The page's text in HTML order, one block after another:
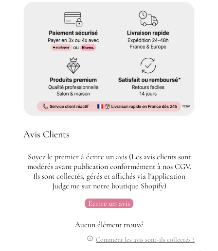
Avis Clients
Soyez le premier à écrire un avis (Les avis clients sont
modérés avant publication conformément à nos CGV.
Ils sont collectés, gérés et affichés via l’application
Judge.me sur notre boutique Shopify)
Écrire un avis
Aucun élément trouvé
Comment les avis sont-ils collectés ?